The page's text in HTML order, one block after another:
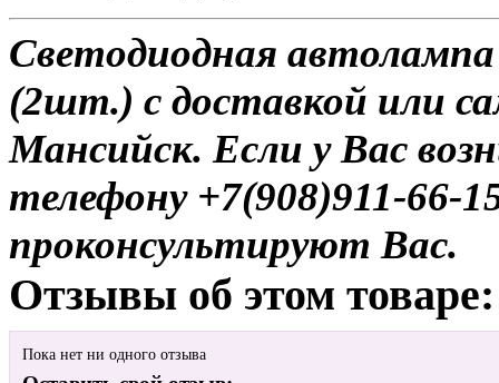
Светодиодная автолампа
(2шт.) с доставкой или
Мансийск. Если у Вас
телефону +7(908)911-
проконсультируют Вас.
Отзывы об этом товаре:
Пока нет ни одного отзыва